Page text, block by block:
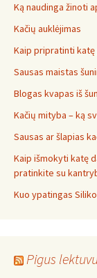
Ką naudinga žinoti
Kačių auklėjimas
Kaip pripratinti
Sausas maistas
Blogas kvapas iš
Kačių mityba – ką
Sausas ar šlapias
Kaip išmokyti katę
pratinkite su
Kuo ypatingas
Pigus